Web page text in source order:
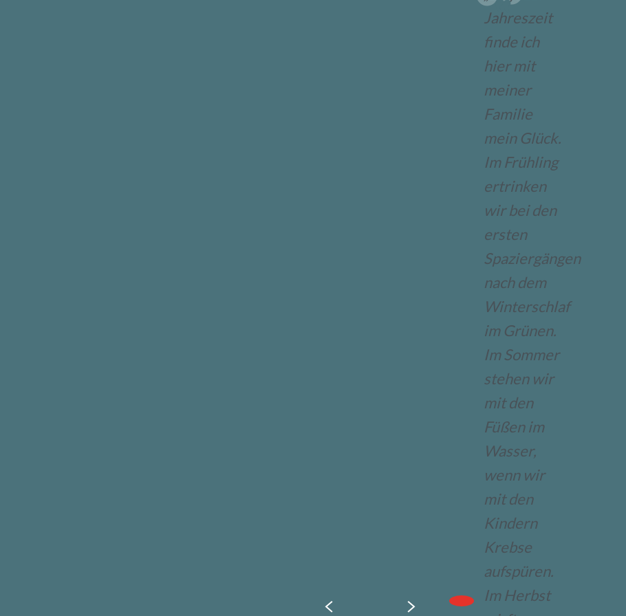
Jahreszeit
finde ich
hier mit
meiner
Familie
mein Glück.
Im Frühling
ertrinken
wir bei den
ersten
Spaziergängen
nach dem
Winterschlaf
im Grünen.
Im Sommer
stehen wir
mit den
Füßen im
Wasser,
wenn wir
mit den
Kindern
Krebse
aufspüren.
Im Herbst